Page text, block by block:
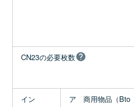
CN23の必要枚数
イン
ア 商用物品（Bto